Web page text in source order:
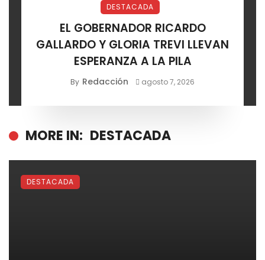
DESTACADA
EL GOBERNADOR RICARDO
GALLARDO Y GLORIA TREVI LLEVAN
ESPERANZA A LA PILA
By Redacción agosto 7, 2026
MORE IN: DESTACADA
DESTACADA